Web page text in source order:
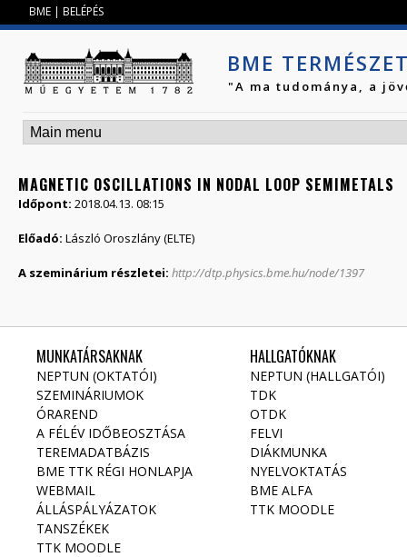
BME | BELÉPÉS
BME
"A ma tudománya, a
MAGNETIC OSCILLATIONS IN NODAL LOOP SEMIMETALS
Időpont: 2018.04.13. 08:15
Előadó: László Oroszlány (ELTE)
A szeminárium részletei: http://dtp.physics.bme.hu/node/1397
MUNKATÁRSAKNAK
NEPTUN (OKTATÓI)
SZEMINÁRIUMOK
ÓRAREND
A FÉLÉV IDŐBEOSZTÁSA
TEREMADATBÁZIS
BME TTK RÉGI HONLAPJA
WEBMAIL
ÁLLÁSPÁLYÁZATOK
TANSZÉKEK
TTK MOODLE
HALLGATÓKNAK
NEPTUN (HALLGATÓI)
TDK
OTDK
FELVI
DIÁKMUNKA
NYELVOKTATÁS
BME ALFA
TTK MOODLE